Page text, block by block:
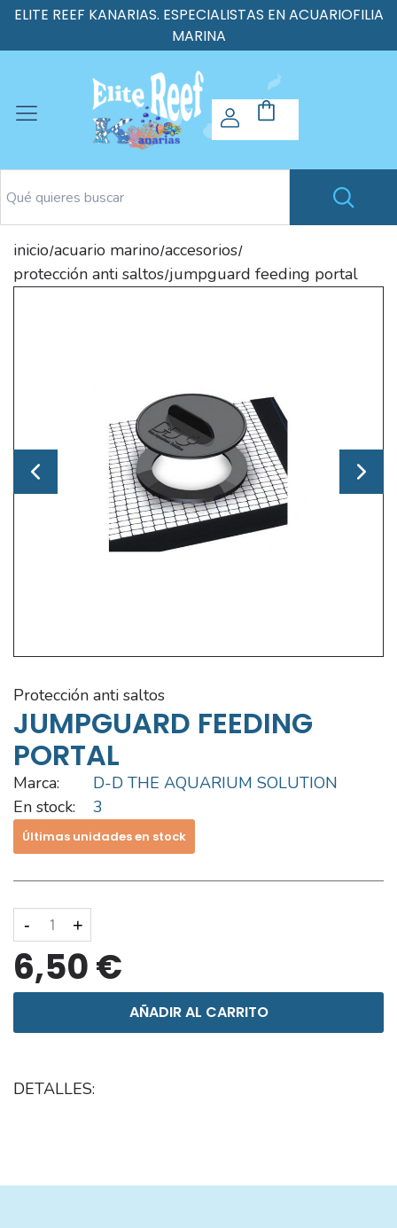
ELITE REEF KANARIAS. ESPECIALISTAS EN ACUARIOFILIA
MARINA
inicio/acuario marino/accesorios/
protección anti saltos/jumpguard feeding portal
protección anti saltos
JUMPGUARD FEEDING
PORTAL
Marca:
D-D THE AQUARIUM SOLUTION
En stock:
3
Últimas unidades en stock
- +
6,50 €
AÑADIR AL CARRITO
DETALLES: